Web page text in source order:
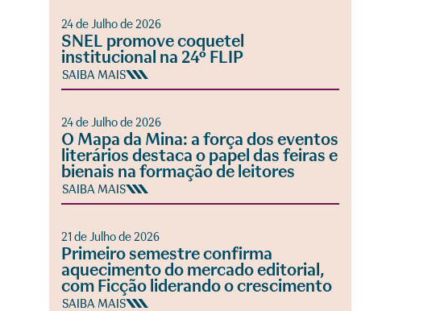
24 de Julho de 2026
SNEL promove coquetel
institucional na 24º FLIP
SAIBA MAIS
24 de Julho de 2026
O Mapa da Mina: a força dos eventos
literários destaca o papel das feiras e
bienais na formação de leitores
SAIBA MAIS
21 de Julho de 2026
Primeiro semestre confirma
aquecimento do mercado editorial,
com Ficção liderando o crescimento
SAIBA MAIS